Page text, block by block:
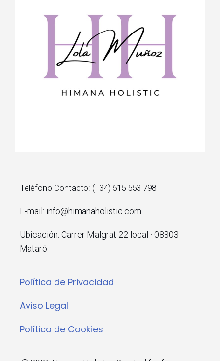
Teléfono Contacto: (+34) 615 553 798
E-mail: info@himanaholistic.com
Ubicación: Carrer Malgrat 22 local · 08303
Mataró
Política de Privacidad
Aviso Legal
Política de Cookies